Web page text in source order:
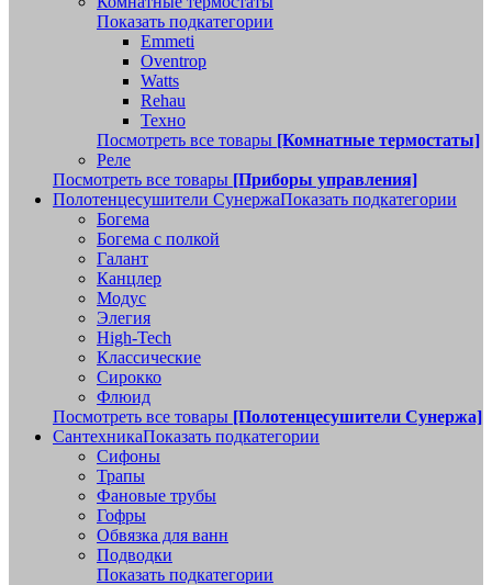
Показать подкатегории
Emmeti
Oventrop
Watts
Rehau
Техно
Посмотреть все товары [Комнатные термостаты]
Реле
Посмотреть все товары [Приборы управления]
Полотенцесушители СунержаПоказать подкатегории
Богема
Богема с полкой
Галант
Канцлер
Модус
Элегия
High-Tech
Классические
Сирокко
Флюид
Посмотреть все товары [Полотенцесушители Сунержа]
СантехникаПоказать подкатегории
Сифоны
Трапы
Фановые трубы
Гофры
Обвязка для ванн
Подводки
Показать подкатегории